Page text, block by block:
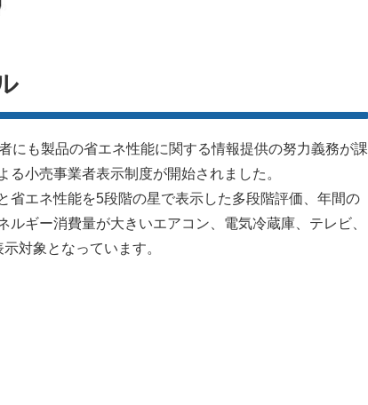
も製品の省エネ性能に関する情報提供の努力義務が課
小売事業者表示制度が開始されました。
エネ性能を5段階の星で表示した多段階評価、年間の
ギー消費量が大きいエアコン、電気冷蔵庫、テレビ、
対象となっています。